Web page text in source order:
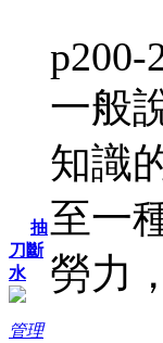
抽
刀斷
水
管理
p200-
一般
知識
至一
勞力